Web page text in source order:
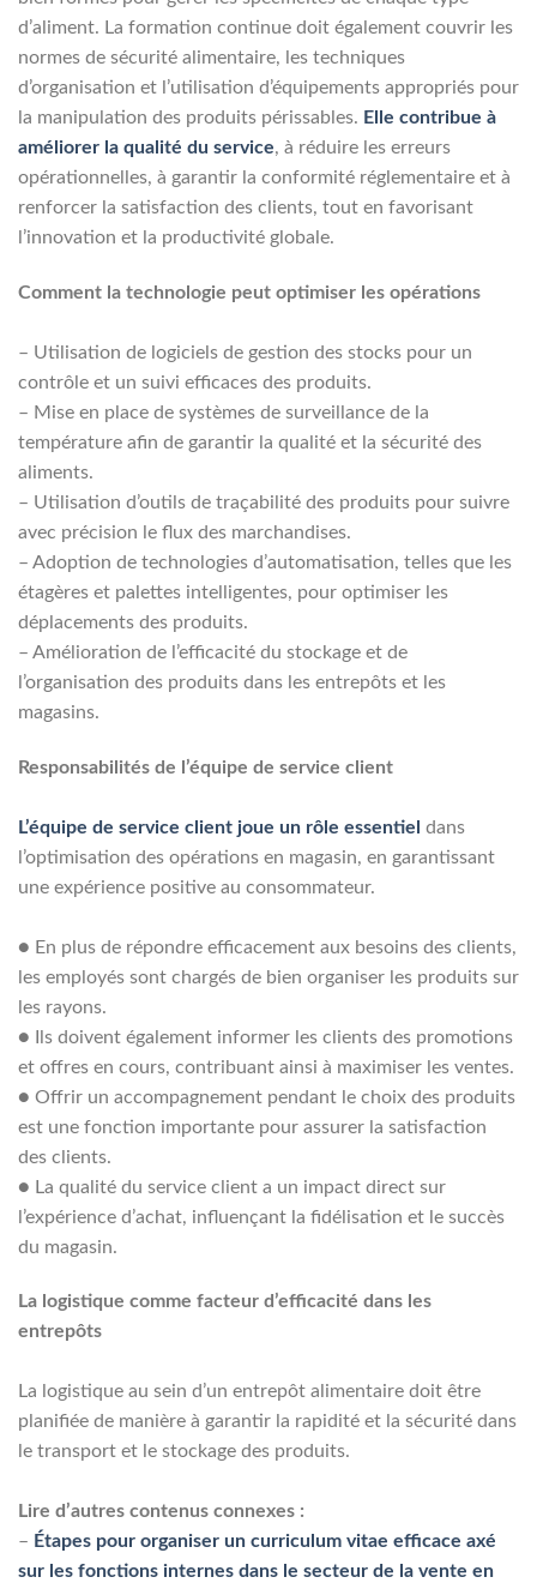
d’aliment. La formation continue doit également couvrir les
normes de sécurité alimentaire, les techniques
d’organisation et l’utilisation d’équipements appropriés pour
la manipulation des produits périssables. Elle contribue à
améliorer la qualité du service, à réduire les erreurs
opérationnelles, à garantir la conformité réglementaire et à
renforcer la satisfaction des clients, tout en favorisant
l’innovation et la productivité globale.
Comment la technologie peut optimiser les opérations
– Utilisation de logiciels de gestion des stocks pour un
contrôle et un suivi efficaces des produits.
– Mise en place de systèmes de surveillance de la
température afin de garantir la qualité et la sécurité des
aliments.
– Utilisation d’outils de traçabilité des produits pour suivre
avec précision le flux des marchandises.
– Adoption de technologies d’automatisation, telles que les
étagères et palettes intelligentes, pour optimiser les
déplacements des produits.
– Amélioration de l’efficacité du stockage et de
l’organisation des produits dans les entrepôts et les
magasins.
Responsabilités de l’équipe de service client
L’équipe de service client joue un rôle essentiel dans
l’optimisation des opérations en magasin, en garantissant
une expérience positive au consommateur.
● En plus de répondre efficacement aux besoins des clients,
les employés sont chargés de bien organiser les produits sur
les rayons.
● Ils doivent également informer les clients des promotions
et offres en cours, contribuant ainsi à maximiser les ventes.
● Offrir un accompagnement pendant le choix des produits
est une fonction importante pour assurer la satisfaction
des clients.
● La qualité du service client a un impact direct sur
l’expérience d’achat, influençant la fidélisation et le succès
du magasin.
La logistique comme facteur d’efficacité dans les
entrepôts
La logistique au sein d’un entrepôt alimentaire doit être
planifiée de manière à garantir la rapidité et la sécurité dans
le transport et le stockage des produits.
Lire d’autres contenus connexes :
– Étapes pour organiser un curriculum vitae efficace axé
sur les fonctions internes dans le secteur de la vente en